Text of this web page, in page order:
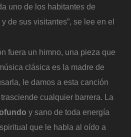
uno de los habitantes de
de sus visitantes”, se lee en el
fuera un himno, una pieza que
clásica es la madre de
le damos a esta canción
cualquier barrera. La
y sano de toda energía
que le habla al oído a